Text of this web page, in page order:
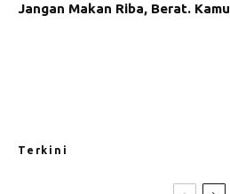
Jangan Makan Riba, Berat.
Terkini